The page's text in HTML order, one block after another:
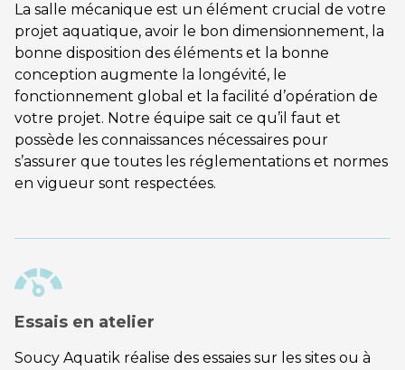
La salle mécanique est un élément crucial de votre
projet aquatique, avoir le bon dimensionnement, la
bonne disposition des éléments et la bonne
conception augmente la longévité, le
fonctionnement global et la facilité d’opération de
votre projet. Notre équipe sait ce qu’il faut et
possède les connaissances nécessaires pour
s’assurer que toutes les réglementations et normes
en vigueur sont respectées.
Essais en atelier
Soucy Aquatik réalise des essaies sur les sites ou à